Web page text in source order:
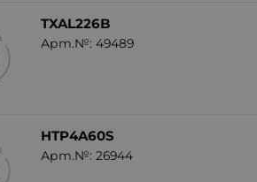
TXAL226B
Арт.№: 49489
HTP4A60S
Арт.№: 26944